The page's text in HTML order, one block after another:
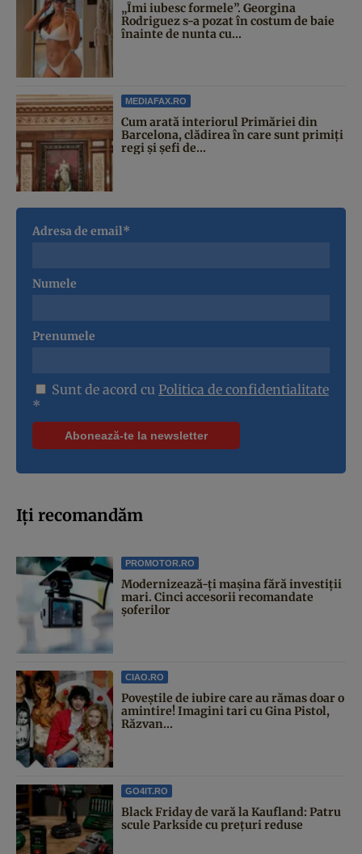
„Îmi iubesc formele”. Georgina
Rodriguez s-a pozat în costum de baie
înainte de nunta cu...
MEDIAFAX.RO
Cum arată interiorul Primăriei din
Barcelona, clădirea în care sunt primiți
regi și șefi de...
Adresa de email*
Numele
Prenumele
Sunt de acord cu Politica de confidentialitate
*
Iți recomandăm
PROMOTOR.RO
Modernizează-ți mașina fără investiții
mari. Cinci accesorii recomandate
șoferilor
CIAO.RO
Poveştile de iubire care au rămas doar o
amintire! Imagini tari cu Gina Pistol,
Răzvan...
GO4IT.RO
Black Friday de vară la Kaufland: Patru
scule Parkside cu prețuri reduse